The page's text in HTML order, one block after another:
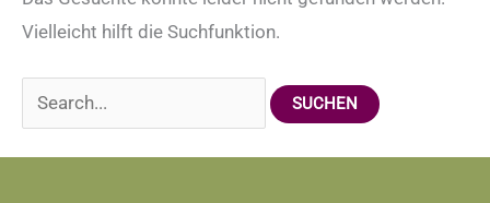
Vielleicht hilft die Suchfunktion.